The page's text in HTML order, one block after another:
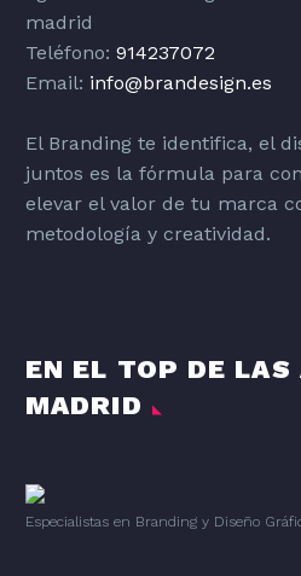
Teléfono: 914237072
Email: info@brandesign.es
El Branding te identifica, el
juntos es la fórmula para
elevar el valor de tu marca
metodología y creatividad.
EN EL TOP DE LAS
MADRID
Especialistas en Branding y Diseño